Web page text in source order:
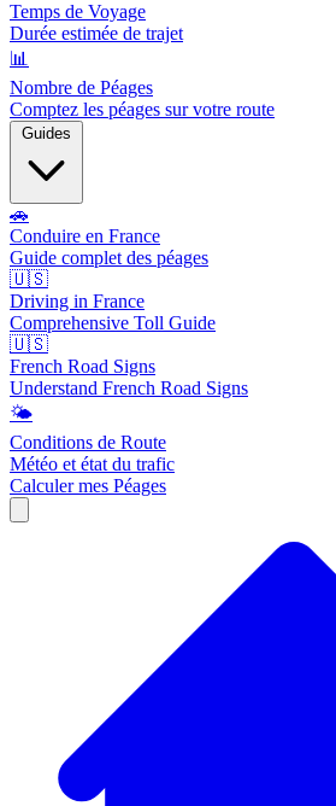
Temps de Voyage
Durée estimée de trajet
📊
Nombre de Péages
Comptez les péages sur votre route
Guides
🚗
Conduire en France
Guide complet des péages
🇺🇸
Driving in France
Comprehensive Toll Guide
🇺🇸
French Road Signs
Understand French Road Signs
🌤️
Conditions de Route
Météo et état du trafic
Calculer mes Péages